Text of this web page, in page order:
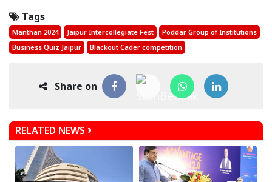
Tags
Manthan 2024 Jaipur Intercollegiate Fest
Poddar Group of Institutions
Business Quiz Jaipur
Blackout Cader competition
Share on
RELATED NEWS